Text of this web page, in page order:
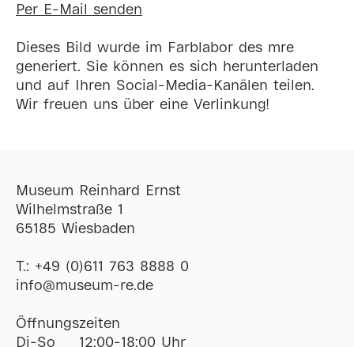
Per E-Mail senden
Dieses Bild wurde im Farblabor des mre
generiert. Sie können es sich herunterladen
und auf Ihren Social-Media-Kanälen teilen.
Wir freuen uns über eine Verlinkung!
Museum Reinhard Ernst
Wilhelmstraße 1
65185 Wiesbaden
T.: +49 (0)611 763 8888 0
ofni@museum-re de
Öffnungszeiten
Di-So
12:00-18:00 Uhr